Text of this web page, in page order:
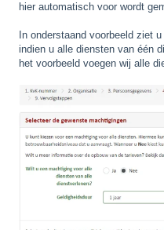
hier automatisch voor wordt
In onderstaand voorbeeld ziet
indien u alle diensten van één
het voorbeeld voegen wij alle